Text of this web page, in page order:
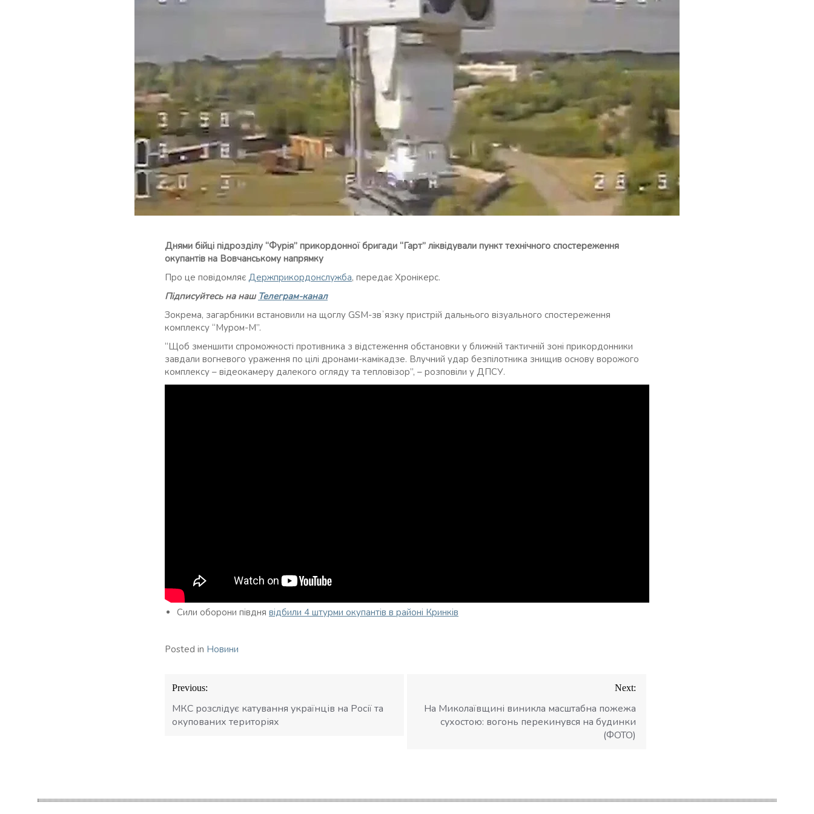
Днями бійці підрозділу “Фурія” прикордонної бригади “Гарт” ліквідували пункт технічного спостереження
окупантів на Вовчанському напрямку
Про це повідомляє Держприкордонслужба, передає Хронікерс.
Підписуйтесь на наш Телеграм-канал
Зокрема, загарбники встановили на щоглу GSM-звʼязку пристрій дальнього візуального спостереження
комплексу “Муром-М”.
“Щоб зменшити спроможності противника з відстеження обстановки у ближній тактичній зоні прикордонники
завдали вогневого ураження по цілі дронами-камікадзе. Влучний удар безпілотника знищив основу ворожого
комплексу – відеокамеру далекого огляду та тепловізор”, – розповіли у ДПСУ.
Сили оборони півдня відбили 4 штурми окупантів в районі Кринків
Posted in Новини
Навігація
записів
Previous:
МКС розслідує катування українців на Росії та
окупованих територіях
Next:
На Миколаївщині виникла масштабна пожежа
сухостою: вогонь перекинувся на будинки
(ФОТО)